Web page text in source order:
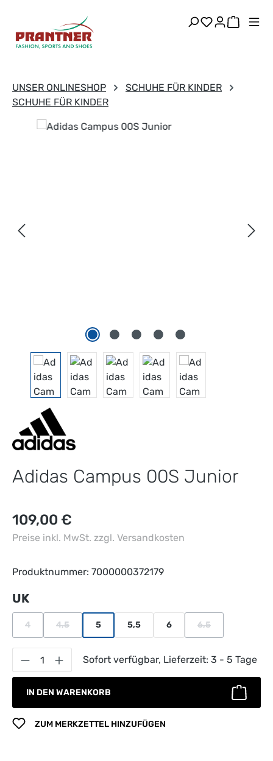
Zum Hauptinhalt springen
Du hast 0
UNSER ONLINESHOP
SCHUHE FÜR KINDER
SCHUHE FÜR KINDER
Bildergalerie überspringen
Adidas Campus 00S Junior
Regulärer Preis:
109,00 €
Preise inkl. MwSt. zzgl. Versandkosten
Produktnummer: 7000000372179
UKauswählen
4
(Diese Option ist zurzeit nicht verfügbar.)
4,5
(Diese Option ist zurzeit nicht verfügbar.)
5 5,5 6 6,5
(Diese Option ist
Produkt Anzahl: Gib den gewünschten
Sofort verfügbar, Lieferzeit: 3 - 5 Tage
IN DEN WARENKORB
ZUM MERKZETTEL HINZUFÜGEN